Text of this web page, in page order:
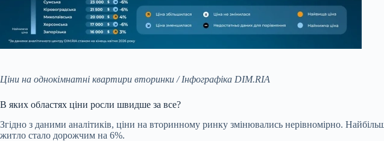
Ціни на однокімнатні квартири вторинки / Інфографіка DIM.RIA
В яких областях ціни росли швидше за все?
Згідно з даними аналітиків, ціни на вторинному ринку змінювались нерівномірно.
житло стало дорожчим на 6%.